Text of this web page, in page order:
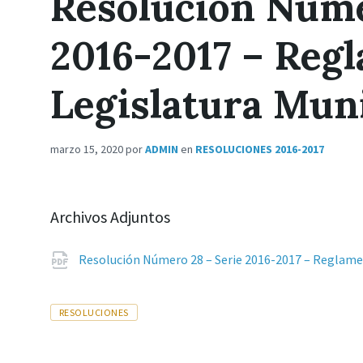
2016-2017 –
Legislatura
marzo 15, 2020porADMIN en RESOLUCIONES 2016-2017
Archivos Adjuntos
Resolución Número 28 – Serie 2016-2017 –
Tags
RESOLUCIONES